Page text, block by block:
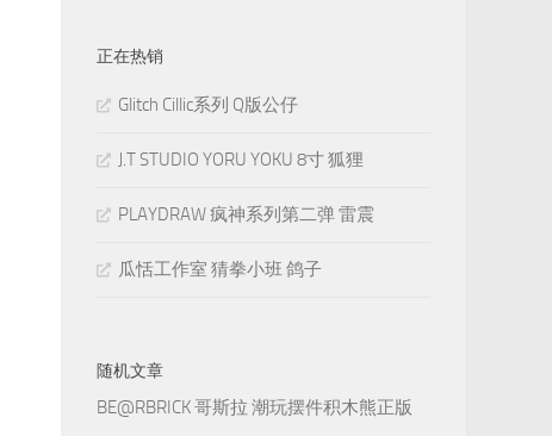
正在热销
Glitch Cillic系列 Q版公仔
J.T STUDIO YORU YOKU 8寸 狐狸
PLAYDRAW 疯神系列第二弹 雷震
瓜恬工作室 猜拳小班 鸽子
随机文章
BE@RBRICK 哥斯拉 潮玩摆件积木熊正版